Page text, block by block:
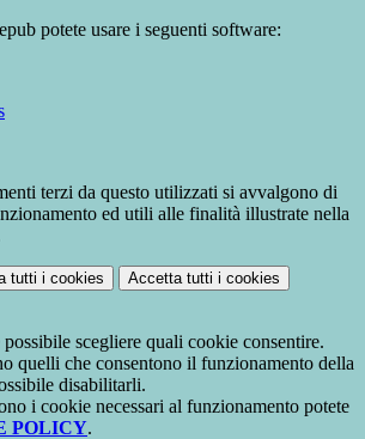
potete usare i seguenti software:
terzi da questo utilizzati si avvalgono di
ed utili alle finalità illustrate nella
tutti i cookies Accetta tutti i cookies
possibile scegliere quali cookie consentire.
quelli che consentono il funzionamento della
disabilitarli.
i cookie necessari al funzionamento potete
POLICY.